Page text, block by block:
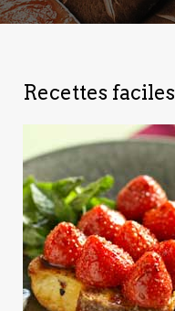
Recettes faciles